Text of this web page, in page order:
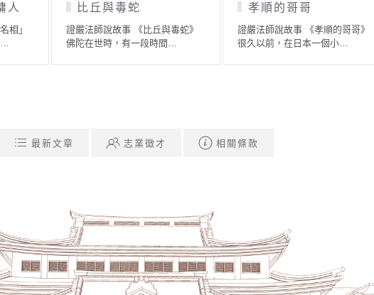
猴群的因緣果報
證嚴法師說故事 《猴群的因緣果
報》 佛在世時，一位弟子…
福禍自造
證嚴法師說故事 《福禍自造》
《雜寶藏經》記載一段故事…
最新文章 志業徵才 相關條款